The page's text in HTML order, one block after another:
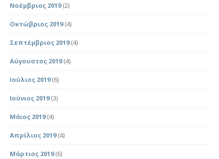
Νοέμβριος 2019(2)
Οκτώβριος 2019(4)
Σεπτέμβριος 2019(4)
Αύγουστος 2019(4)
Ιούλιος 2019(6)
Ιούνιος 2019(3)
Μάιος 2019(4)
Απρίλιος 2019(4)
Μάρτιος 2019(6)